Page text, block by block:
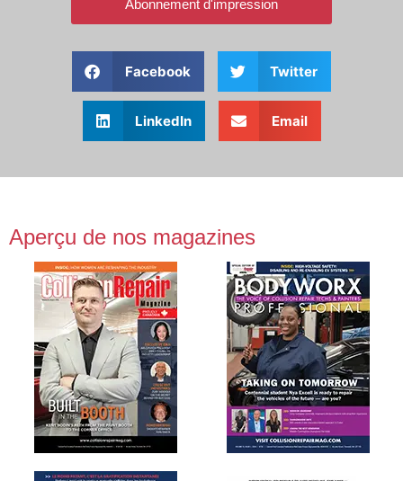
Abonnement d'impression
Facebook Twitter
LinkedIn Email
Aperçu de nos magazines